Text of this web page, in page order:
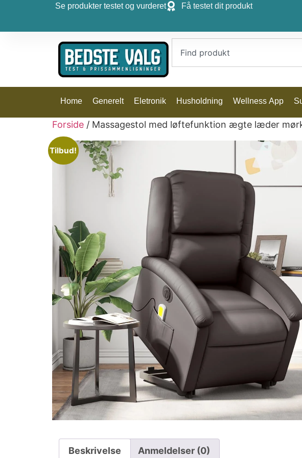
Se produkter testet og vurderet Få testet dit produkt
Home Generelt Eletronik Husholdning Wellness App
Forside / Massagestol med løftefunktion ægte læder
Tilbud!
Beskrivelse Anmeldelser (0)